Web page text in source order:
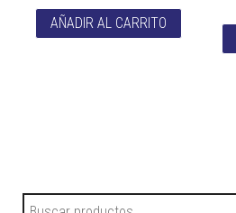
AÑADIR AL CARRITO
Buscar por: